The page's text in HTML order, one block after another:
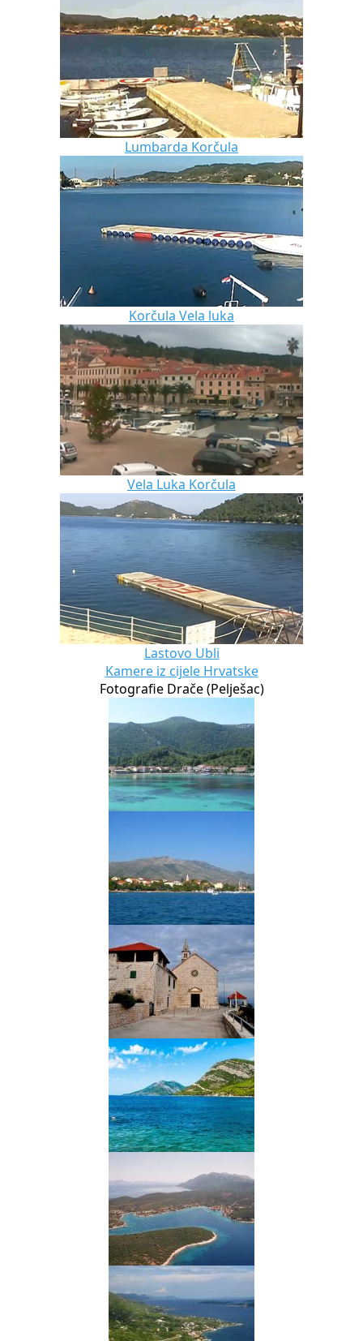
Lumbarda Korčula
Korčula Vela luka
Vela Luka Korčula
Lastovo Ubli
Kamere iz cijele Hrvatske
Fotografie Drače (Pelješac)